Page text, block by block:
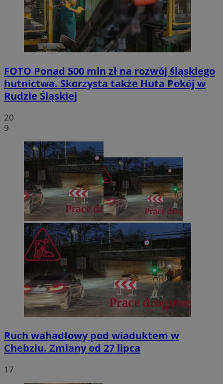
FOTO Ponad 500 mln zł na rozwój śląskiego
hutnictwa. Skorzysta także Huta Pokój w
Rudzie Śląskiej
20
9
Ruch wahadłowy pod wiaduktem w
Chebziu. Zmiany od 27 lipca
17